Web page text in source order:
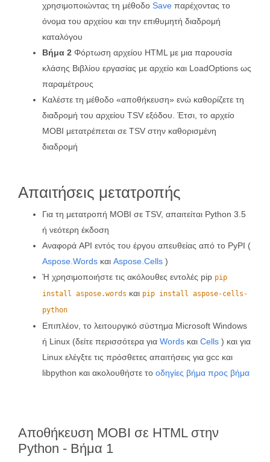
χρησιμοποιώντας τη μέθοδο Save παρέχοντας το
όνομα του αρχείου και την επιθυμητή διαδρομή
καταλόγου
Βήμα 2 Φόρτωση αρχείου HTML με μια παρουσία
κλάσης Βιβλίου εργασίας με αρχείο και LoadOptions ως
παραμέτρους
Καλέστε τη μέθοδο «αποθήκευση» ενώ καθορίζετε τη
διαδρομή του αρχείου TSV εξόδου. Έτσι, το αρχείο
MOBI μετατρέπεται σε TSV στην καθορισμένη
διαδρομή
Απαιτήσεις μετατροπής
Για τη μετατροπή MOBI σε TSV, απαιτείται Python 3.5
ή νεότερη έκδοση
Αναφορά API εντός του έργου απευθείας από το PyPI (
Aspose.Words και Aspose.Cells )
Ή χρησιμοποιήστε τις ακόλουθες εντολές pip pip
install aspose.words και pip install aspose-cells-
python
Επιπλέον, το λειτουργικό σύστημα Microsoft Windows
ή Linux (δείτε περισσότερα για Words και Cells ) και για
Linux ελέγξτε τις πρόσθετες απαιτήσεις για gcc και
libpython και ακολουθήστε το οδηγίες βήμα προς βήμα
Αποθήκευση MOBI σε HTML στην
Python - Βήμα 1